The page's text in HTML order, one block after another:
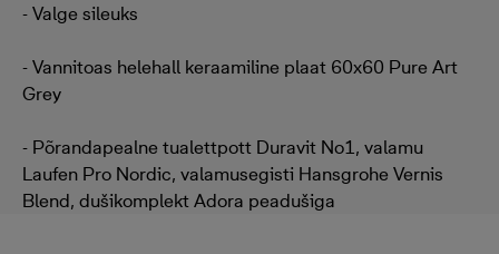
- Valge sileuks
- Vannitoas helehall keraamiline plaat 60x60 Pure Art
Grey
- Põrandapealne tualettpott Duravit No1, valamu
Laufen Pro Nordic, valamusegisti Hansgrohe Vernis
Blend, dušikomplekt Adora peadušiga